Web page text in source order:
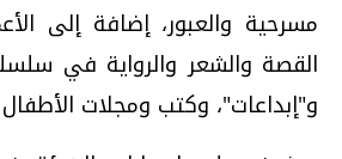
مسرحية والعبور، إضافة إلى
القصة والشعر والرواية في
و"إبداعات"، وكتب ومجلات